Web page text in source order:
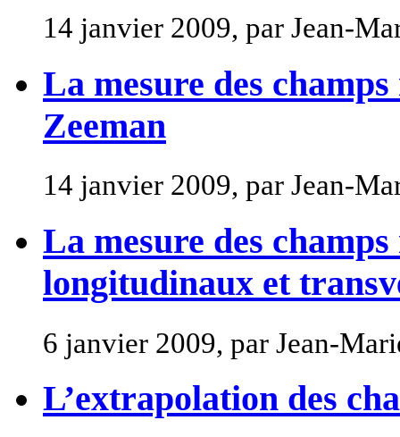
14 janvier 2009, par Jean-
La mesure des
Zeeman
14 janvier 2009, par Jean-
La mesure des
longitudinaux et
6 janvier 2009, par Jean-
L’extrapolation des